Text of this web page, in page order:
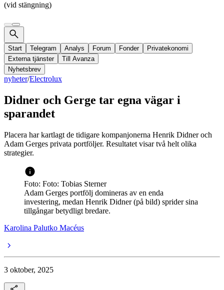
(vid stängning)
Start Telegram Analys Forum Fonder
Privatekonomi
Externa tjänster
Till Avanza
Nyhetsbrev
nyheter/Electrolux
Didner och Gerge tar egna vägar i
sparandet
Placera har kartlagt de tidigare kompanjonerna Henrik Didner och
Adam Gerges privata portföljer. Resultatet visar två helt olika
strategier.
Foto: Foto: Tobias Sterner
Adam Gerges portfölj domineras av en enda
investering, medan Henrik Didner (på bild) sprider sina
tillgångar betydligt bredare.
Karolina Palutko Macéus
3 oktober, 2025